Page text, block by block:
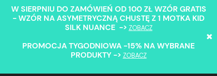
W SIERPNIU DO ZAMÓWIEŃ OD 100 ZŁ WZÓR GRATIS
- WZÓR NA ASYMETRYCZNĄ CHUSTĘ Z 1 MOTKA KID
SILK NUANCE -> ZOBACZ
PROMOCJA TYGODNIOWA -15% NA WYBRANE
PRODUKTY -> ZOBACZ